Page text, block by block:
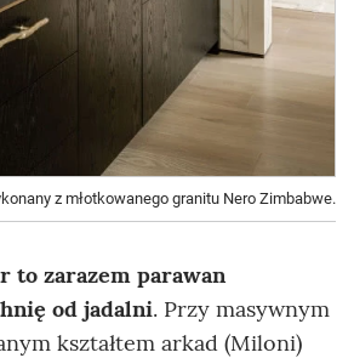
z młotkowanego granitu Nero Zimbabwe.
to zarazem parawan
od jadalni. Przy masywnym
kształtem arkad (Miloni)